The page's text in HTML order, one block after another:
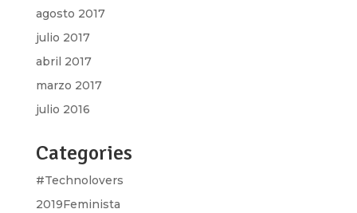
agosto 2017
julio 2017
abril 2017
marzo 2017
julio 2016
Categories
#Technolovers
2019Feminista